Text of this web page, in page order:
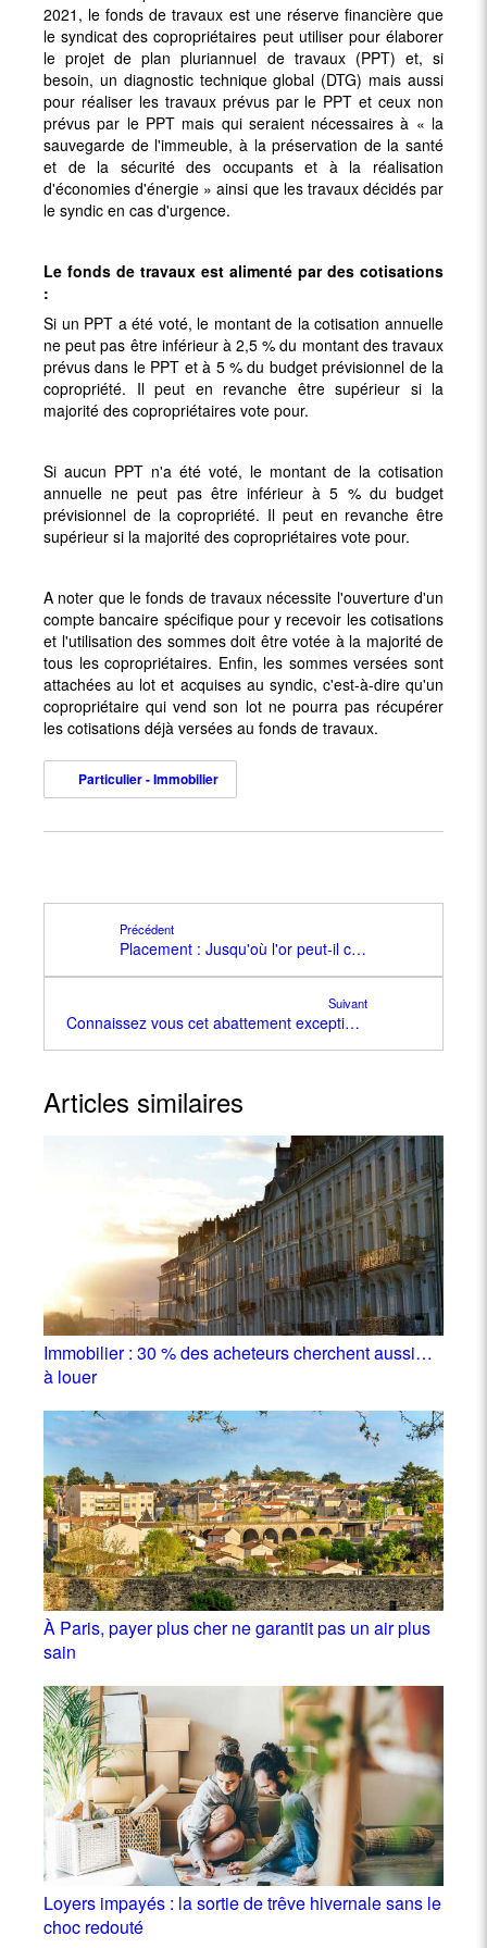
2021, le fonds de travaux est une réserve financière que
le syndicat des copropriétaires peut utiliser pour élaborer
le projet de plan pluriannuel de travaux (PPT) et, si
besoin, un diagnostic technique global (DTG) mais aussi
pour réaliser les travaux prévus par le PPT et ceux non
prévus par le PPT mais qui seraient nécessaires à « la
sauvegarde de l'immeuble, à la préservation de la santé
et de la sécurité des occupants et à la réalisation
d'économies d'énergie » ainsi que les travaux décidés par
le syndic en cas d'urgence.
Le fonds de travaux est alimenté par des cotisations
:
Si un PPT a été voté, le montant de la cotisation annuelle
ne peut pas être inférieur à 2,5 % du montant des travaux
prévus dans le PPT et à 5 % du budget prévisionnel de la
copropriété. Il peut en revanche être supérieur si la
majorité des copropriétaires vote pour.
Si aucun PPT n'a été voté, le montant de la cotisation
annuelle ne peut pas être inférieur à 5 % du budget
prévisionnel de la copropriété. Il peut en revanche être
supérieur si la majorité des copropriétaires vote pour.
A noter que le fonds de travaux nécessite l'ouverture d'un
compte bancaire spécifique pour y recevoir les cotisations
et l'utilisation des sommes doit être votée à la majorité de
tous les copropriétaires. Enfin, les sommes versées sont
attachées au lot et acquises au syndic, c'est-à-dire qu'un
copropriétaire qui vend son lot ne pourra pas récupérer
les cotisations déjà versées au fonds de travaux.
Particulier - Immobilier
Précédent
Placement : Jusqu'où l'or peut-il continuer à monter ?
Suivant
Connaissez vous cet abattement exceptionnel pour fluidifier le marché immobilier ?
Articles similaires
Immobilier : 30 % des acheteurs cherchent aussi…
à louer
À Paris, payer plus cher ne garantit pas un air plus
sain
Loyers impayés : la sortie de trêve hivernale sans le
choc redouté